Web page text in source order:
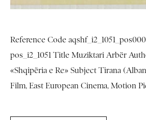
Reference Code
pos_i2_1051 Title Muziktari Arbër
«Shqipëria e Re» Subject Tirana
Film, East European Cinema, Motion